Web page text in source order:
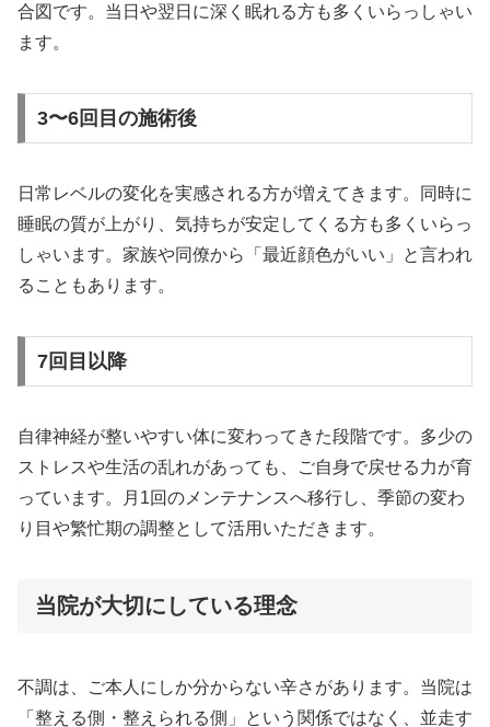
合図です。当日や翌日に深く眠れる方も多くいらっしゃい
ます。
3〜6回目の施術後
日常レベルの変化を実感される方が増えてきます。同時に
睡眠の質が上がり、気持ちが安定してくる方も多くいらっ
しゃいます。家族や同僚から「最近顔色がいい」と言われ
ることもあります。
7回目以降
自律神経が整いやすい体に変わってきた段階です。多少の
ストレスや生活の乱れがあっても、ご自身で戻せる力が育
っています。月1回のメンテナンスへ移行し、季節の変わ
り目や繁忙期の調整として活用いただきます。
当院が大切にしている理念
不調は、ご本人にしか分からない辛さがあります。当院は
「整える側・整えられる側」という関係ではなく、並走す